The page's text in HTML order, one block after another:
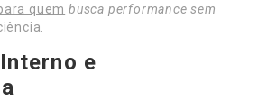
quem busca performance sem
e